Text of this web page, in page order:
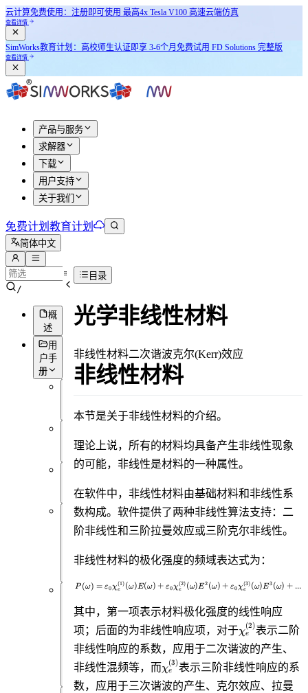
云计算免费使用：注册即可使用 最高4x Tesla V100 高速云端仿真
查看详情
SimWorks教育计划： 高校师生认证即享 3-6个月免费试用 FD Solutions 完整版
查看详情
产品与服务
求解器
下载
用户支持
关于我们
免费计划 教育计划
简体中文
/
概
述
用
户手
册
述
简
言
用
户
面
件
功
览
目录
光学非线性材料
非线性材料二次谐波克尔(Kerr)效应
非线性材料
本节是关于非线性材料的介绍。
理论上说，所有的材料均具备产生非线性现象
的可能，非线性是材料的一种属性。
在软件中，非线性材料由基础材料和非线性系
数构成。软件提供了两种非线性算法支持：二
阶非线性和三阶拉曼效应或三阶克尔非线性。
非线性材料的极化强度的频域表达式为：
P(\omega) =
P (ω) = ε0χe
(1) (ω)E(ω) + ε0χe
(2) (ω)E2 (ω) + ε0χe
(3) (ω)E3 (ω) + ...
其中，第一项表示材料极化强度的线性响应
项；后面的为非线性响应项，对于\chi_e^{(2)}
χe
(2)表示二阶
非线性响应的系数，应用于二次谐波的产生、
非线性混频等，而\chi_e^{(3)}
χe
(3)表示三阶非线性响应的系
数，应用于三次谐波的产生、克尔效应、拉曼